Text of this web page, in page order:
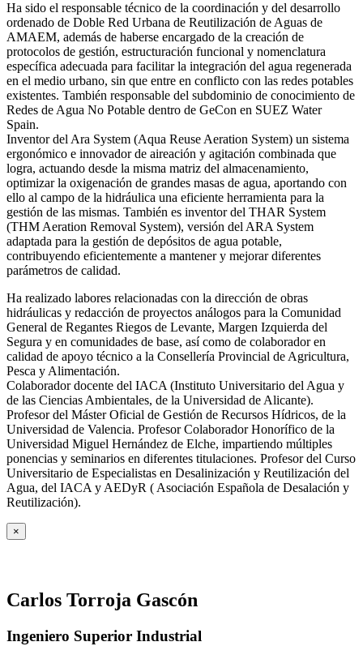
Ha sido el responsable técnico de la coordinación y del desarrollo
ordenado de Doble Red Urbana de Reutilización de Aguas de
AMAEM, además de haberse encargado de la creación de
protocolos de gestión, estructuración funcional y nomenclatura
específica adecuada para facilitar la integración del agua regenerada
en el medio urbano, sin que entre en conflicto con las redes potables
existentes. También responsable del subdominio de conocimiento de
Redes de Agua No Potable dentro de GeCon en SUEZ Water
Spain.
Inventor del Ara System (Aqua Reuse Aeration System) un sistema
ergonómico e innovador de aireación y agitación combinada que
logra, actuando desde la misma matriz del almacenamiento,
optimizar la oxigenación de grandes masas de agua, aportando con
ello al campo de la hidráulica una eficiente herramienta para la
gestión de las mismas. También es inventor del THAR System
(THM Aeration Removal System), versión del ARA System
adaptada para la gestión de depósitos de agua potable,
contribuyendo eficientemente a mantener y mejorar diferentes
parámetros de calidad.
Ha realizado labores relacionadas con la dirección de obras
hidráulicas y redacción de proyectos análogos para la Comunidad
General de Regantes Riegos de Levante, Margen Izquierda del
Segura y en comunidades de base, así como de colaborador en
calidad de apoyo técnico a la Consellería Provincial de Agricultura,
Pesca y Alimentación.
Colaborador docente del IACA (Instituto Universitario del Agua y
de las Ciencias Ambientales, de la Universidad de Alicante).
Profesor del Máster Oficial de Gestión de Recursos Hídricos, de la
Universidad de Valencia. Profesor Colaborador Honorífico de la
Universidad Miguel Hernández de Elche, impartiendo múltiples
ponencias y seminarios en diferentes titulaciones. Profesor del Curso
Universitario de Especialistas en Desalinización y Reutilización del
Agua, del IACA y AEDyR ( Asociación Española de Desalación y
Reutilización).
×
Carlos Torroja Gascón
Ingeniero Superior Industrial